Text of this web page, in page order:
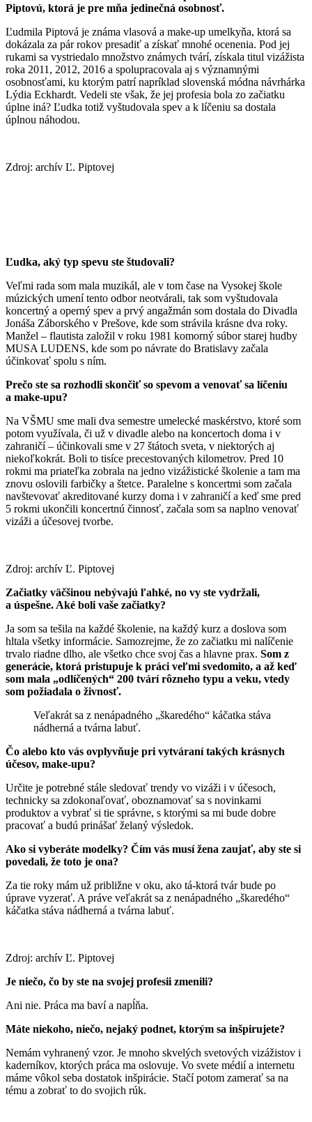
Piptovú, ktorá je pre mňa jedinečná osobnosť.
Ľudmila Piptová je známa vlasová a make-up umelkyňa, ktorá sa
dokázala za pár rokov presadiť a získať mnohé ocenenia. Pod jej
rukami sa vystriedalo množstvo známych tvárí, získala titul vizážista
roka 2011, 2012, 2016 a spolupracovala aj s významnými
osobnosťami, ku ktorým patrí napríklad slovenská módna návrhárka
Lýdia Eckhardt. Vedeli ste však, že jej profesia bola zo začiatku
úplne iná? Ľudka totiž vyštudovala spev a k líčeniu sa dostala
úplnou náhodou.
Zdroj: archív Ľ. Piptovej
Ľudka, aký typ spevu ste študovali?
Veľmi rada som mala muzikál, ale v tom čase na Vysokej škole
múzických umení tento odbor neotvárali, tak som vyštudovala
koncertný a operný spev a prvý angažmán som dostala do Divadla
Jonáša Záborského v Prešove, kde som strávila krásne dva roky.
Manžel – flautista založil v roku 1981 komorný súbor starej hudby
MUSA LUDENS, kde som po návrate do Bratislavy začala
účinkovať spolu s ním.
Prečo ste sa rozhodli skončiť so spevom a venovať sa líčeniu
a make-upu?
Na VŠMU sme mali dva semestre umelecké maskérstvo, ktoré som
potom využívala, či už v divadle alebo na koncertoch doma i v
zahraničí – účinkovali sme v 27 štátoch sveta, v niektorých aj
niekoľkokrát. Boli to tisíce precestovaných kilometrov. Pred 10
rokmi ma priateľka zobrala na jedno vizážistické školenie a tam ma
znovu oslovili farbičky a štetce. Paralelne s koncertmi som začala
navštevovať akreditované kurzy doma i v zahraničí a keď sme pred
5 rokmi ukončili koncertnú činnosť, začala som sa naplno venovať
vizáži a účesovej tvorbe.
Zdroj: archív Ľ. Piptovej
Začiatky väčšinou nebývajú ľahké, no vy ste vydržali,
a úspešne. Aké boli vaše začiatky?
Ja som sa tešila na každé školenie, na každý kurz a doslova som
hltala všetky informácie. Samozrejme, že zo začiatku mi nalíčenie
trvalo riadne dlho, ale všetko chce svoj čas a hlavne prax. Som z
generácie, ktorá pristupuje k práci veľmi svedomito, a až keď
som mala „odlíčených“ 200 tvárí rôzneho typu a veku, vtedy
som požiadala o živnosť.
Veľakrát sa z nenápadného „škaredého“ káčatka stáva
nádherná a tvárna labuť.
Čo alebo kto vás ovplyvňuje pri vytváraní takých krásnych
účesov, make-upu?
Určite je potrebné stále sledovať trendy vo vizáži i v účesoch,
technicky sa zdokonaľovať, oboznamovať sa s novinkami
produktov a vybrať si tie správne, s ktorými sa mi bude dobre
pracovať a budú prinášať želaný výsledok.
Ako si vyberáte modelky? Čím vás musí žena zaujať, aby ste si
povedali, že toto je ona?
Za tie roky mám už približne v oku, ako tá-ktorá tvár bude po
úprave vyzerať. A práve veľakrát sa z nenápadného „škaredého“
káčatka stáva nádherná a tvárna labuť.
Zdroj: archív Ľ. Piptovej
Je niečo, čo by ste na svojej profesii zmenili?
Ani nie. Práca ma baví a napĺňa.
Máte niekoho, niečo, nejaký podnet, ktorým sa inšpirujete?
Nemám vyhranený vzor. Je mnoho skvelých svetových vizážistov i
kaderníkov, ktorých práca ma oslovuje. Vo svete médií a internetu
máme vôkol seba dostatok inšpirácie. Stačí potom zamerať sa na
tému a zobrať to do svojich rúk.